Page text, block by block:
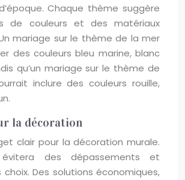
Chaque thème suggère
de couleurs et des matériaux
mariage sur le thème de la mer
des couleurs bleu marine, blanc
qu’un mariage sur le thème de
inclure des couleurs rouille,
la décoration
clair pour la décoration murale.
des dépassements et
Des solutions économiques,